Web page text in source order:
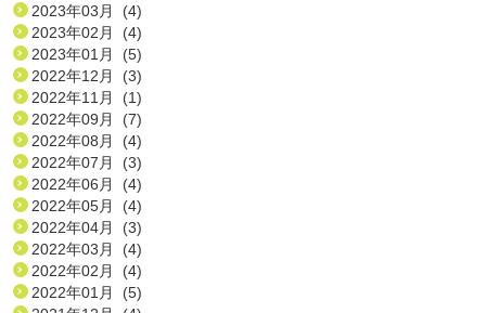
2023年03月 (4)
2023年02月 (4)
2023年01月 (5)
2022年12月 (3)
2022年11月 (1)
2022年09月 (7)
2022年08月 (4)
2022年07月 (3)
2022年06月 (4)
2022年05月 (4)
2022年04月 (3)
2022年03月 (4)
2022年02月 (4)
2022年01月 (5)